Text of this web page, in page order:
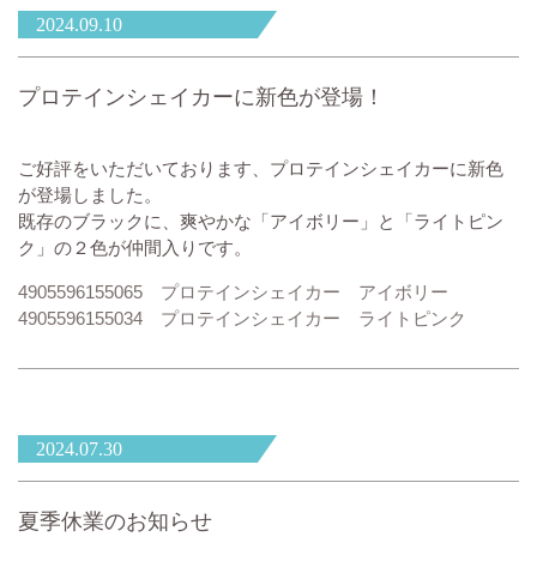
2024.09.10
プロテインシェイカーに新色が登場！
ご好評をいただいております、プロテインシェイカーに新色
が登場しました。
既存のブラックに、爽やかな「アイボリー」と「ライトピン
ク」の２色が仲間入りです。
4905596155065 プロテインシェイカー アイボリー
4905596155034 プロテインシェイカー ライトピンク
2024.07.30
夏季休業のお知らせ